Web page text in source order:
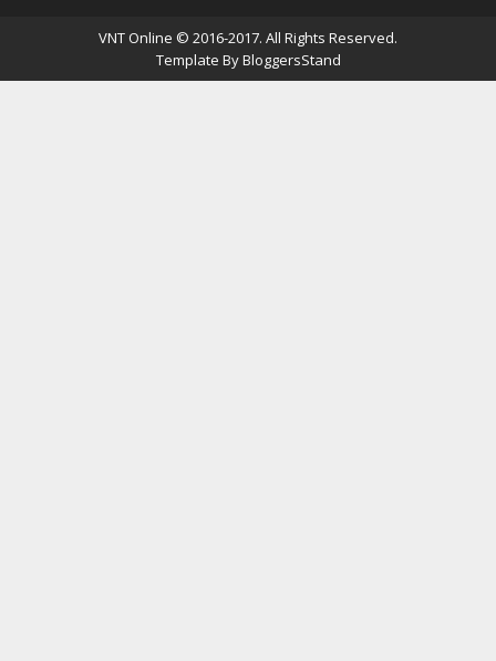
VNT Online © 2016-2017. All Rights Reserved.
Template ByBloggersStand